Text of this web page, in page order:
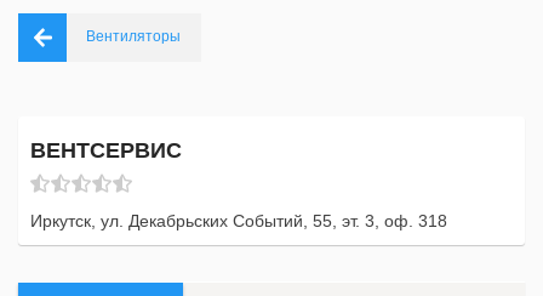
Вентиляторы
ВЕНТСЕРВИС
Иркутск, ул. Декабрьских Событий, 55, эт. 3, оф. 318